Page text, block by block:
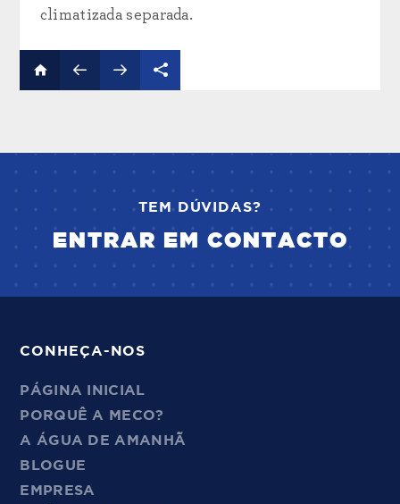
climatizada separada.
TEM DÚVIDAS?
ENTRAR EM CONTACTO
CONHEÇA-NOS
PÁGINA INICIAL
PORQUÊ A MECO?
A ÁGUA DE AMANHÃ
BLOGUE
EMPRESA